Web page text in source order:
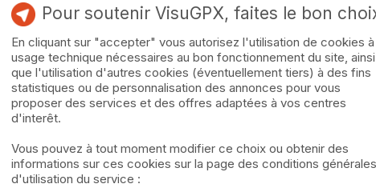
Pour soutenir VisuGPX, faites le bon
En cliquant sur "accepter" vous autorisez l'utilisation de cookies à
usage technique nécessaires au bon fonctionnement du site, ainsi
que l'utilisation d'autres cookies (éventuellement tiers) à des fins
statistiques ou de personnalisation des annonces pour vous
proposer des services et des offres adaptées à vos centres
d'interêt.
Vous pouvez à tout moment modifier ce choix ou obtenir des
informations sur ces cookies sur la page des conditions générales
d'utilisation du service :